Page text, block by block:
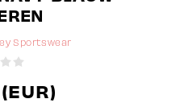
Sportswear